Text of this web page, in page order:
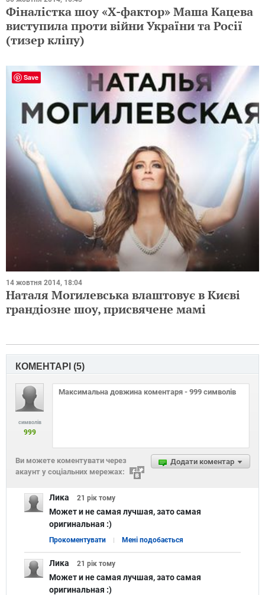
Фіналістка шоу «Х-фактор» Маша Кацева
виступила проти війни України та Росії
(тизер кліпу)
14 жовтня 2014, 18:04
Наталя Могилевська влаштовує в Києві
грандіозне шоу, присвячене мамі
КОМЕНТАРІ (5)
символів
999
Додати коментар
Ви можете коментувати через
акаунт у соціальних мережах:
Лика 21 рік тому
Может и не самая лучшая, зато самая
оригинальная :)
Прокоментувати Мені подобається
Лика 21 рік тому
Может и не самая лучшая, зато самая
оригинальная :)
Save